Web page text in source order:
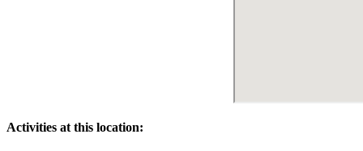
Activities at this location: